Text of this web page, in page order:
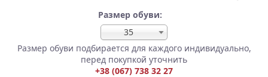
Размер обуви:
35
Размер обуви подбирается для каждого индивидуально,
перед покупкой уточнить
+38 (067) 738 32 27